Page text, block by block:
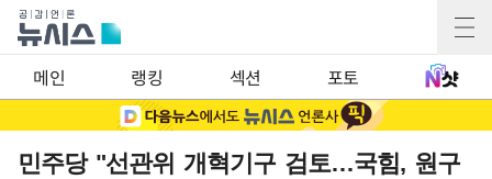
메인 랭킹 섹션 포토
민주당 "선관위 개혁기구 검토…국힘, 원구